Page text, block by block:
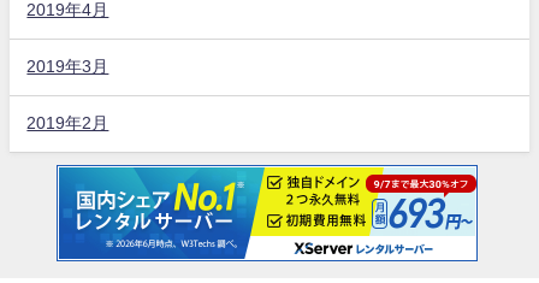
2019年4月
2019年3月
2019年2月